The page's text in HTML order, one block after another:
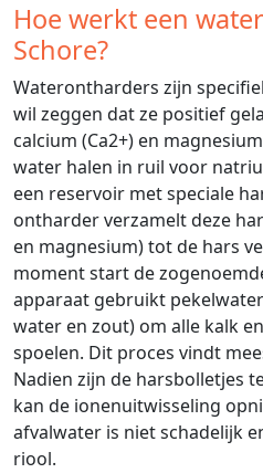
Hoe werkt een
Schore?
Waterontharders zijn
wil zeggen dat ze positief
calcium (Ca2+) en
water halen in ruil voor
een reservoir met speciale
ontharder verzamelt deze
en magnesium) tot de hars
moment start de
apparaat gebruikt
water en zout) om alle kalk
spoelen. Dit proces vindt
Nadien zijn de harsbolletjes
kan de ionenuitwisseling
afvalwater is niet schadelijk
riool.